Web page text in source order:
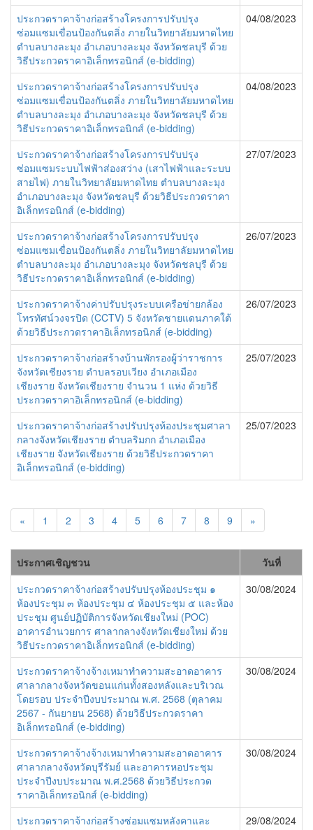
ประกวดราคาจ้างก่อสร้างโครงการปรับปรุง
ซ่อมแซมเขื่อนป้องกันตลิ่ง ภายในวิทยาลัยมหาดไทย
ตำบลบางละมุง อำเภอบางละมุง จังหวัดชลบุรี ด้วย
วิธีประกวดราคาอิเล็กทรอนิกส์ (e-bidding)
04/08/2023
ประกวดราคาจ้างก่อสร้างโครงการปรับปรุง
ซ่อมแซมเขื่อนป้องกันตลิ่ง ภายในวิทยาลัยมหาดไทย
ตำบลบางละมุง อำเภอบางละมุง จังหวัดชลบุรี ด้วย
วิธีประกวดราคาอิเล็กทรอนิกส์ (e-bidding)
04/08/2023
ประกวดราคาจ้างก่อสร้างโครงการปรับปรุง
ซ่อมแซมระบบไฟฟ้าส่องสว่าง (เสาไฟฟ้าและระบบ
สายไฟ) ภายในวิทยาลัยมหาดไทย ตำบลบางละมุง
อำเภอบางละมุง จังหวัดชลบุรี ด้วยวิธีประกวดราคา
อิเล็กทรอนิกส์ (e-bidding)
27/07/2023
ประกวดราคาจ้างก่อสร้างโครงการปรับปรุง
ซ่อมแซมเขื่อนป้องกันตลิ่ง ภายในวิทยาลัยมหาดไทย
ตำบลบางละมุง อำเภอบางละมุง จังหวัดชลบุรี ด้วย
วิธีประกวดราคาอิเล็กทรอนิกส์ (e-bidding)
26/07/2023
ประกวดราคาจ้างค่าปรับปรุงระบบเครือข่ายกล้อง
โทรทัศน์วงจรปิด (CCTV) 5 จังหวัดชายแดนภาคใต้
ด้วยวิธีประกวดราคาอิเล็กทรอนิกส์ (e-bidding)
26/07/2023
ประกวดราคาจ้างก่อสร้างบ้านพักรองผู้ว่าราชการ
จังหวัดเชียงราย ตำบลรอบเวียง อำเภอเมือง
เชียงราย จังหวัดเชียงราย จำนวน 1 แห่ง ด้วยวิธี
ประกวดราคาอิเล็กทรอนิกส์ (e-bidding)
25/07/2023
ประกวดราคาจ้างก่อสร้างปรับปรุงห้องประชุมศาลา
กลางจังหวัดเชียงราย ตำบลริมกก อำเภอเมือง
เชียงราย จังหวัดเชียงราย ด้วยวิธีประกวดราคา
อิเล็กทรอนิกส์ (e-bidding)
25/07/2023
« 1 2 3 4 5 6 7 8 9 »
ประกาศเชิญชวน
วันที่
ประกวดราคาจ้างก่อสร้างปรับปรุงห้องประชุม ๑
ห้องประชุม ๓ ห้องประชุม ๔ ห้องประชุม ๕ และห้อง
ประชุม ศูนย์ปฏิบัติการจังหวัดเชียงใหม่ (POC)
อาคารอำนวยการ ศาลากลางจังหวัดเชียงใหม่ ด้วย
วิธีประกวดราคาอิเล็กทรอนิกส์ (e-bidding)
30/08/2024
ประกวดราคาจ้างจ้างเหมาทำความสะอาดอาคาร
ศาลากลางจังหวัดขอนแก่นทั้งสองหลังและบริเวณ
โดยรอบ ประจำปีงบประมาณ พ.ศ. 2568 (ตุลาคม
2567 - กันยายน 2568) ด้วยวิธีประกวดราคา
อิเล็กทรอนิกส์ (e-bidding)
30/08/2024
ประกวดราคาจ้างจ้างเหมาทำความสะอาดอาคาร
ศาลากลางจังหวัดบุรีรัมย์ และอาคารหอประชุม
ประจำปีงบประมาณ พ.ศ.2568 ด้วยวิธีประกวด
ราคาอิเล็กทรอนิกส์ (e-bidding)
30/08/2024
ประกวดราคาจ้างก่อสร้างซ่อมแซมหลังคาและ
29/08/2024